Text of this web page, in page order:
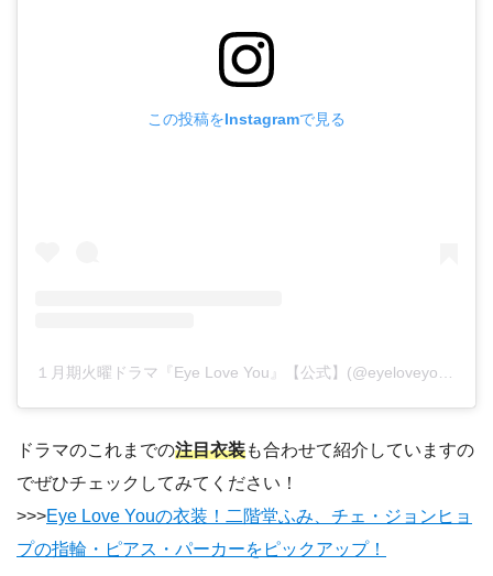
この投稿をInstagramで見る
ドラマのこれまでの注目衣装も合わせて紹介していますの
でぜひチェックしてみてください！
>>>Eye Love Youの衣装！二階堂ふみ、チェ・ジョンヒョ
プの指輪・ピアス・パーカーをピックアップ！